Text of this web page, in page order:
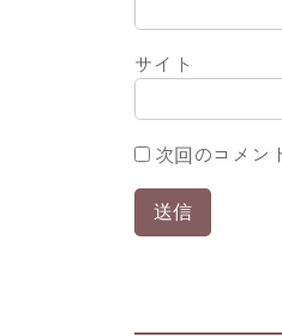
サイト
次回のコメン